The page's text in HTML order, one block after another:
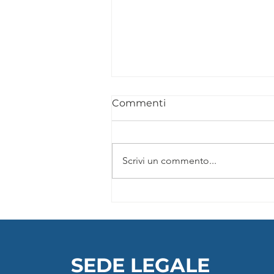
insegnare yoga
Commenti
Scrivi un commento...
SEDE LEGALE